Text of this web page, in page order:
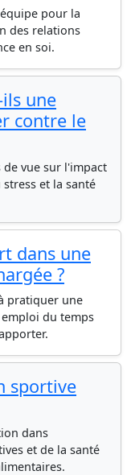
pour la
des relations
en soi.
une
contre le
vue sur l'impact
et la santé
dans une
?
pratiquer une
du temps
sportive
dans
et de la santé